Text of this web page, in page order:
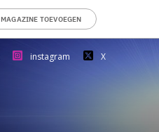
MAGAZINE TOEVOEGEN
instagram X